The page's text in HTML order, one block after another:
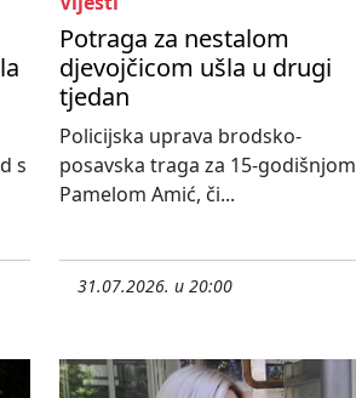
s
Potraga za nestalom
djevojčicom ušla u drugi
tjedan
Policijska uprava brodsko-
posavska traga za 15-godišnjom
Pamelom Amić, či...
31.07.2026. u 20:00